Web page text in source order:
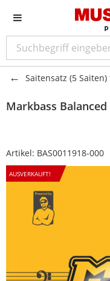
Saitensatz (5 Saiten)
Markbass
Artikel: BAS0011918-000
AUSVERKAUFT!